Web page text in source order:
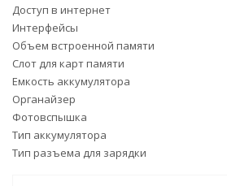
Доступ в интернет
Интерфейсы
Объем встроенной памяти
Слот для карт памяти
Емкость аккумулятора
Органайзер
Фотовспышка
Тип аккумулятора
Тип разъема для зарядки